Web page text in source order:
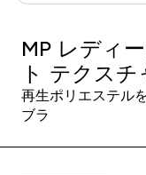
MP レディ
ト テクス
再生ポリエステル
ブラ